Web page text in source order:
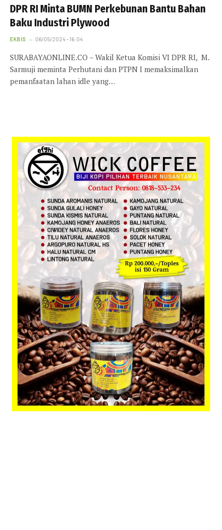
DPR RI Minta BUMN Perkebunan Bantu Bahan
Baku Industri Plywood
EKBIS 06/05/2024 - 16:04
SURABAYAONLINE.CO – Wakil Ketua Komisi VI DPR RI, M.
Sarmuji meminta Perhutani dan PTPN I memaksimalkan
pemanfaatan lahan idle yang…